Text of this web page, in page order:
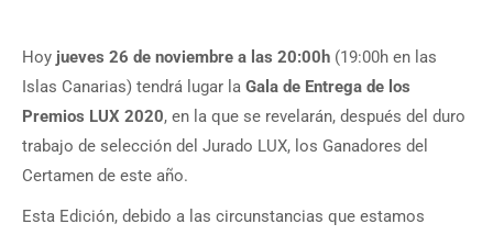
Hoy jueves 26 de noviembre a las 20:00h (19:00h en las
Islas Canarias) tendrá lugar la Gala de Entrega de los
Premios LUX 2020, en la que se revelarán, después del duro
trabajo de selección del Jurado LUX, los Ganadores del
Certamen de este año.
Esta Edición, debido a las circunstancias que estamos